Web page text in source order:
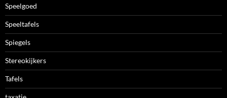
Speelgoed
Speeltafels
Spiegels
Stereokijkers
Tafels